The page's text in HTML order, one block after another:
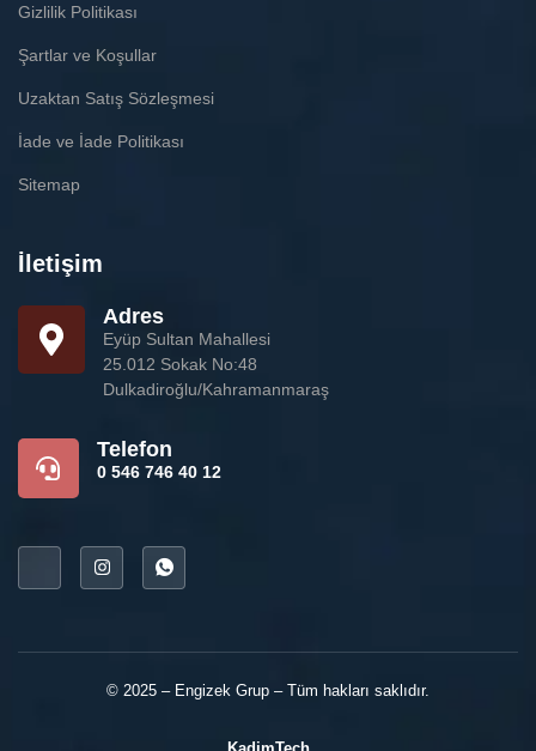
Gizlilik Politikası
Şartlar ve Koşullar
Uzaktan Satış Sözleşmesi
İade ve İade Politikası
Sitemap
İletişim
Adres
Eyüp Sultan Mahallesi
25.012 Sokak No:48
Dulkadiroğlu/Kahramanmaraş
Telefon
0 546 746 40 12
© 2025 – Engizek Grup – Tüm hakları saklıdır.